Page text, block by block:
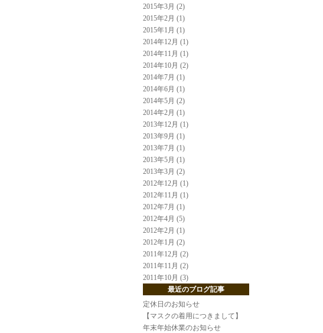
2015年3月 (2)
2015年2月 (1)
2015年1月 (1)
2014年12月 (1)
2014年11月 (1)
2014年10月 (2)
2014年7月 (1)
2014年6月 (1)
2014年5月 (2)
2014年2月 (1)
2013年12月 (1)
2013年9月 (1)
2013年7月 (1)
2013年5月 (1)
2013年3月 (2)
2012年12月 (1)
2012年11月 (1)
2012年7月 (1)
2012年4月 (5)
2012年2月 (1)
2012年1月 (2)
2011年12月 (2)
2011年11月 (2)
2011年10月 (3)
最近のブログ記事
定休日のお知らせ
【マスクの着用につきまして】
年末年始休業のお知らせ